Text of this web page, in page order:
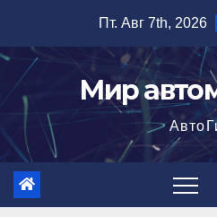
содержимому
Пт. Авг 7th, 2026
Мир